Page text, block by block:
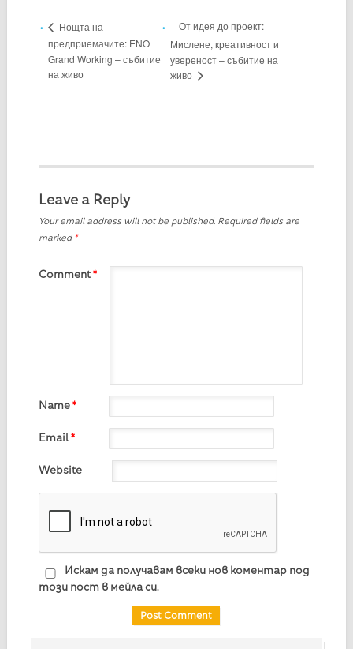
Нощта на
предприемачите: ENO
Grand Working – събитие
на живо
От идея до проект:
Мислене, креативност и
увереност – събитие на
живо
Leave a Reply
Your email address will not be published. Required fields are
marked *
Comment*
Name*
Email*
Website
Искам да получавам всеки нов коментар под
този пост в мейла си.